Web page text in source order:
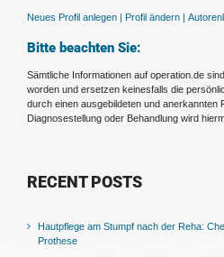
Neues Profil anlegen | Profil ändern |
Bitte beachten Sie:
Sämtliche Informationen auf operation.de
worden und ersetzen keinesfalls die
durch einen ausgebildeten und anerkannten
Diagnosestellung oder Behandlung wird
RECENT POSTS
Hautpflege am Stumpf nach der Reha:
Prothese